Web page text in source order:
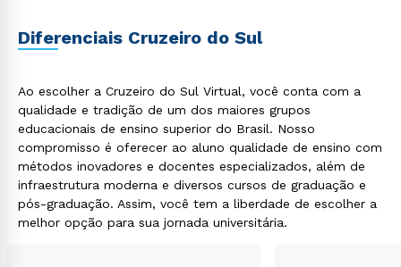
Diferenciais Cruzeiro do Sul
Ao escolher a Cruzeiro do Sul Virtual, você conta com a
qualidade e tradição de um dos maiores grupos
educacionais de ensino superior do Brasil. Nosso
compromisso é oferecer ao aluno qualidade de ensino com
métodos inovadores e docentes especializados, além de
infraestrutura moderna e diversos cursos de graduação e
pós-graduação. Assim, você tem a liberdade de escolher a
melhor opção para sua jornada universitária.